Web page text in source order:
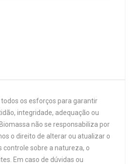
os esforços para garantir
integridade, adequação ou
não se responsabiliza por
o direito de alterar ou atualizar o
controle sobre a natureza, o
Em caso de dúvidas ou